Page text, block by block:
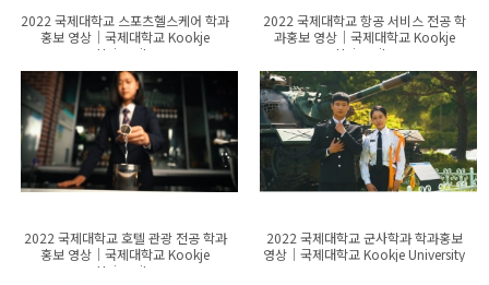
2022 국제대학교 스포츠헬스케어 학과
홍보 영상│국제대학교 Kookje
University
2022 국제대학교 항공 서비스 전공 학
과홍보 영상│국제대학교 Kookje
University
2022 국제대학교 호텔 관광 전공 학과
홍보 영상│국제대학교 Kookje
University
2022 국제대학교 군사학과 학과홍보
영상│국제대학교 Kookje University